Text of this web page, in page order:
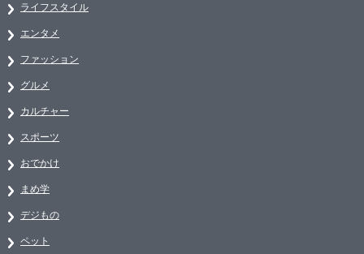
ライフスタイル
エンタメ
ファッション
グルメ
カルチャー
スポーツ
おでかけ
まめ学
デジもの
ペット